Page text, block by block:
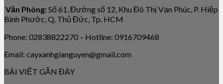
Văn Phòng: Số 61, Đường số 12, Khu Đô Thị Vạn Phúc, P. Hiệp
Bình Phước, Q. Thủ Đức, Tp. HCM
Phone: 02838822270 – Hotline: 0916709468
Email: cayxanhgianguyen@gmail.com
BÀI VIẾT GẦN ĐÂY